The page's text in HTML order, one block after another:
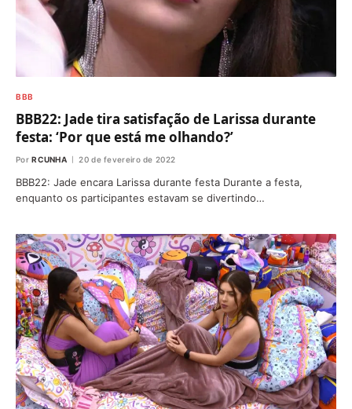
BBB
BBB22: Jade tira satisfação de Larissa durante
festa: ‘Por que está me olhando?’
Por RCUNHA 20 de fevereiro de 2022
BBB22: Jade encara Larissa durante festa Durante a festa,
enquanto os participantes estavam se divertindo…